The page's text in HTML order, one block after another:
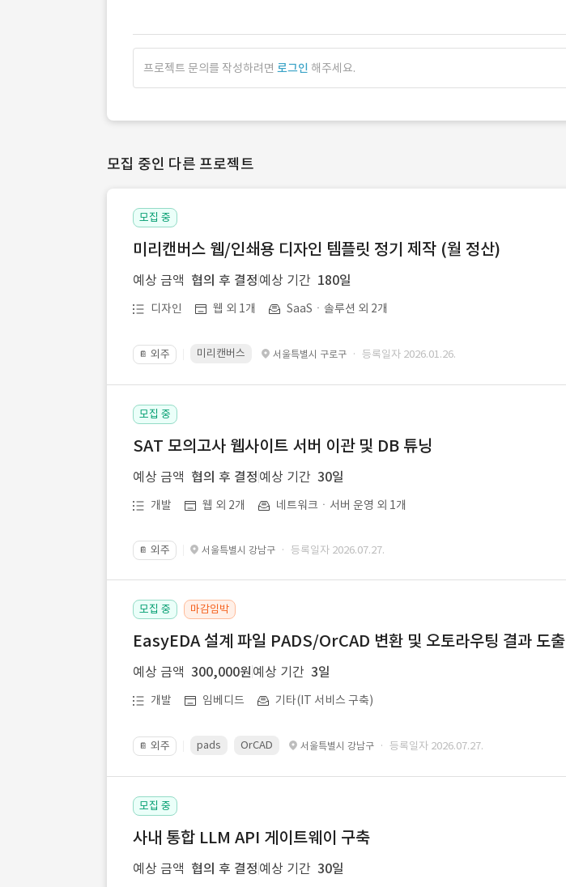
프로젝트 문의를 작성하려면 로그인 해주세요.
모집 중인 다른 프로젝트
모집 중
미리캔버스 웹/인쇄용 디자인 템플릿 정기 제작 (월 정산)
예상 금액 협의 후 결정 예상 기간 180일
디자인 웹 외 1개 SaaSㆍ솔루션 외 2개
📔 외주 미리캔버스 서울특별시 구로구 · 등록일자 2026.01.26.
모집 중
SAT 모의고사 웹사이트 서버 이관 및 DB 튜닝
예상 금액 협의 후 결정 예상 기간 30일
개발 웹 외 2개 네트워크ㆍ서버 운영 외 1개
📔 외주 서울특별시 강남구 · 등록일자 2026.07.27.
모집 중 마감임박
EasyEDA 설계 파일 PADS/OrCAD 변환 및 오토라우팅 결과 도출
예상 금액 300,000원 예상 기간 3일
개발 임베디드 기타(IT 서비스 구축)
📔 외주 pads OrCAD 서울특별시 강남구 · 등록일자 2026.07.27.
모집 중
사내 통합 LLM API 게이트웨이 구축
예상 금액 협의 후 결정 예상 기간 30일